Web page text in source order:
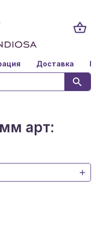
Доставка
арт: